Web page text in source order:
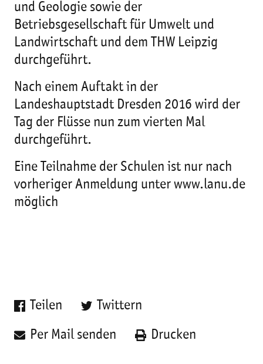
und Geologie sowie der
Betriebsgesellschaft für Umwelt und
Landwirtschaft und dem THW Leipzig
durchgeführt.
Nach einem Auftakt in der
Landeshauptstadt Dresden 2016 wird der
Tag der Flüsse nun zum vierten Mal
durchgeführt.
Eine Teilnahme der Schulen ist nur nach
vorheriger Anmeldung unter www.lanu.de
möglich
Teilen Twittern
Per Mail senden Drucken